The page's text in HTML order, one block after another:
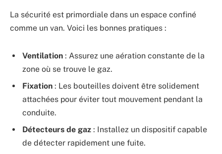
La sécurité est primordiale dans un espace confiné
comme un van. Voici les bonnes pratiques :
Ventilation : Assurez une aération constante de la
zone où se trouve le gaz.
Fixation : Les bouteilles doivent être solidement
attachées pour éviter tout mouvement pendant la
conduite.
Détecteurs de gaz : Installez un dispositif capable
de détecter rapidement une fuite.